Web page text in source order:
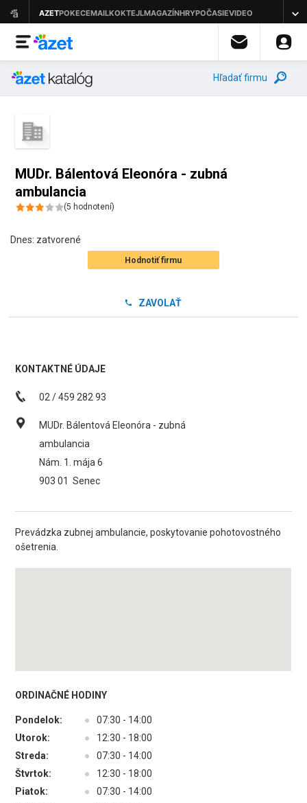
Hľadať firmu
MUDr. Bálentová Eleonóra - zubná
ambulancia
(5 hodnotení)
Dnes: zatvorené
Hodnotiť firmu
ZAVOLAŤ
KONTAKTNÉ ÚDAJE
02 / 459 282 93
MUDr. Bálentová Eleonóra - zubná
ambulancia
Nám. 1. mája 6
903 01 Senec
Prevádzka zubnej ambulancie, poskytovanie pohotovostného
ošetrenia.
ORDINAČNÉ HODINY
Pondelok: ●
07:30 - 14:00
Utorok:
●
12:30 - 18:00
Streda:
●
07:30 - 14:00
Štvrtok:
●
12:30 - 18:00
Piatok:
●
07:30 - 14:00